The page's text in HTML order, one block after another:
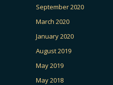
September 2020
March 2020
January 2020
August 2019
May 2019
May 2018